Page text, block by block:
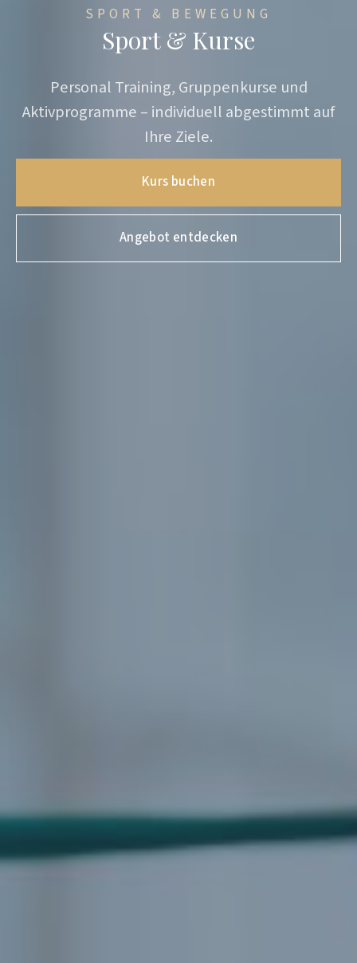
SPORT & BEWEGUNG
Sport & Kurse
Personal Training, Gruppenkurse und
Aktivprogramme – individuell abgestimmt auf
Ihre Ziele.
Kurs buchen
Angebot entdecken